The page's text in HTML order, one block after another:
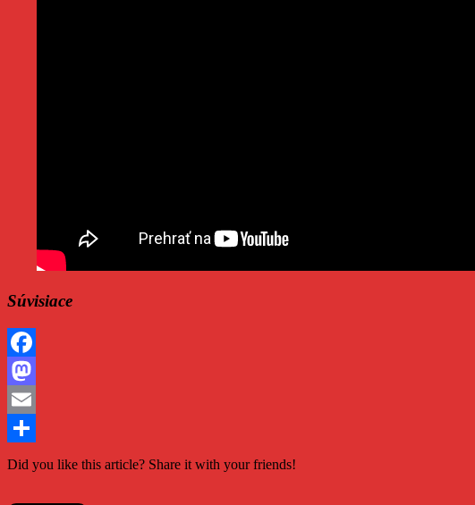
Súvisiace
Facebook
Mastodon
Email
Share
Did you like this article? Share it with your friends!